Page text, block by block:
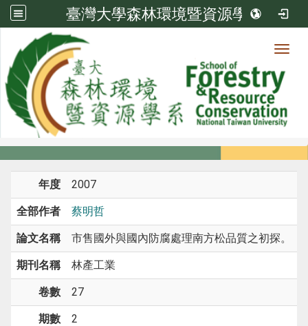
臺灣大學森林環境暨資源學系
系所成員
系所成員
年度 2007
全部作者 蔡明哲
論文名稱 市售國外與國內防腐處理南方松品質之初探。
期刊名稱 林產工業
卷數 27
期數 2